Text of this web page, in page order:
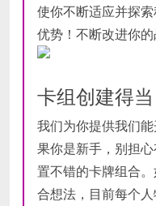
使你不断适应并探
优势！不断改进你
卡组创建得当
我们为你提供我们
果你是新手，别担
置不错的卡牌组合
合想法，目前每个